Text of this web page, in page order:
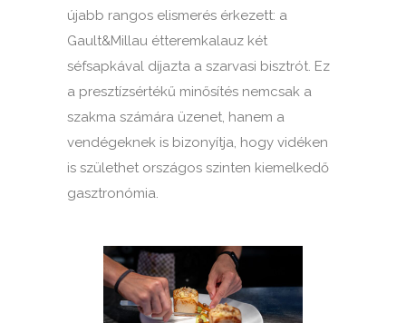
újabb rangos elismerés érkezett: a
Gault&Millau étteremkalauz két
séfsapkával díjazta a szarvasi bisztrót. Ez
a presztízsértékű minősítés nemcsak a
szakma számára üzenet, hanem a
vendégeknek is bizonyítja, hogy vidéken
is születhet országos szinten kiemelkedő
gasztronómia.